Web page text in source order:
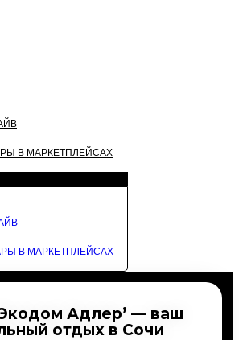
В МАРКЕТПЛЕЙСАХ
В МАРКЕТПЛЕЙСАХ
Адлер’ — ваш
отдых в Сочи